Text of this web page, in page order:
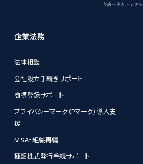
企業法務
法律相談
会社設立手続きサポート
商標登録サポート
プライバシーマーク（Pマーク）導入支
援
M&A・組織再編
種類株式発行手続サポート